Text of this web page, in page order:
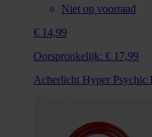
Niet op voorraad
€ 14,99
Oorspronkelijk: € 17,99
Acherlicht Hyper Psychic